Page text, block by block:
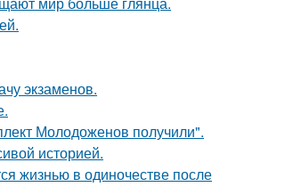
экзаменов.
Молодоженов получили".
историей.
жизнью в одиночестве после